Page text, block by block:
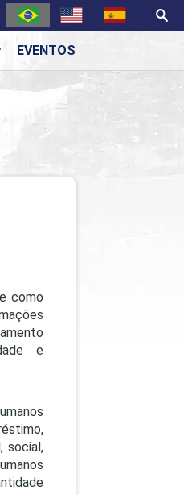
EVENTOS
como
e
social,